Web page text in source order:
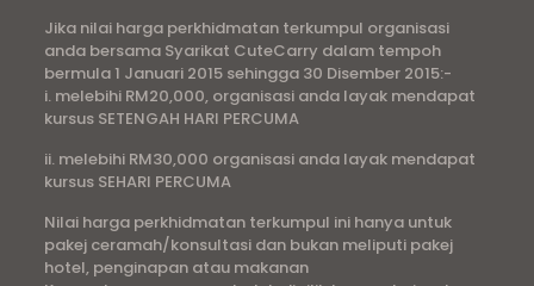
Jika nilai harga perkhidmatan terkumpul organisasi
anda bersama Syarikat CuteCarry dalam tempoh
bermula 1 Januari 2015 sehingga 30 Disember 2015:-
i. melebihi RM20,000, organisasi anda layak mendapat
kursus SETENGAH HARI PERCUMA
ii. melebihi RM30,000 organisasi anda layak mendapat
kursus SEHARI PERCUMA
Nilai harga perkhidmatan terkumpul ini hanya untuk
pakej ceramah/konsultasi dan bukan meliputi pakej
hotel, penginapan atau makanan